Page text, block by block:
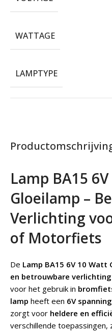
Lamp BA15
Gloeilamp –
Verlichting
of Motorfiets
De Lamp BA15 6V 10 Watt
en betrouwbare verlichting
voor het gebruik in
lamp heeft een 6V spanning
zorgt voor heldere en
verschillende toepassingen,
WATTAGE
LAMPTYPE